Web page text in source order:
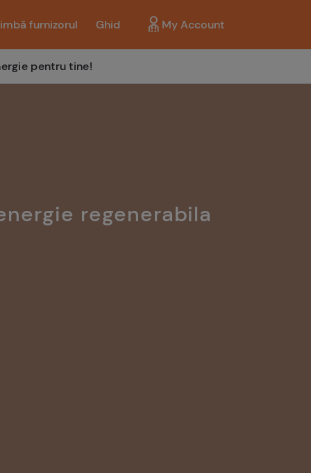
furnizorul Ghid My Account
pentru tine!
regenerabila